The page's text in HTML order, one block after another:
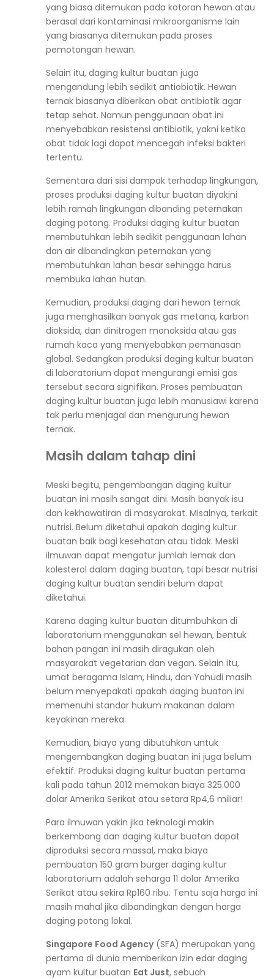
yang biasa ditemukan pada kotoran hewan atau
berasal dari kontaminasi mikroorganisme lain
yang biasanya ditemukan pada proses
pemotongan hewan.
Selain itu, daging kultur buatan juga
mengandung lebih sedikit antiobiotik. Hewan
ternak biasanya diberikan obat antibiotik agar
tetap sehat. Namun penggunaan obat ini
menyebabkan resistensi antibiotik, yakni ketika
obat tidak lagi dapat mencegah infeksi bakteri
tertentu.
Sementara dari sisi dampak terhadap lingkungan,
proses produksi daging kultur buatan diyakini
lebih ramah lingkungan dibanding peternakan
daging potong. Produksi daging kultur buatan
membutuhkan lebih sedikit penggunaan lahan
dan air dibandingkan peternakan yang
membutuhkan lahan besar sehingga harus
membuka lahan hutan.
Kemudian, produksi daging dari hewan ternak
juga menghasilkan banyak gas metana, karbon
dioksida, dan dinitrogen monoksida atau gas
rumah kaca yang menyebabkan pemanasan
global. Sedangkan produksi daging kultur buatan
di laboratorium dapat mengurangi emisi gas
tersebut secara signifikan. Proses pembuatan
daging kultur buatan juga lebih manusiawi karena
tak perlu menjagal dan mengurung hewan
ternak.
Masih dalam tahap dini
Meski begitu, pengembangan daging kultur
buatan ini masih sangat dini. Masih banyak isu
dan kekhawatiran di masyarakat. Misalnya, terkait
nutrisi. Belum diketahui apakah daging kultur
buatan baik bagi kesehatan atau tidak. Meski
ilmuwan dapat mengatur jumlah lemak dan
kolesterol dalam daging buatan, tapi besar nutrisi
daging kultur buatan sendiri belum dapat
diketahui.
Karena daging kultur buatan ditumbuhkan di
laboratorium menggunakan sel hewan, bentuk
bahan pangan ini masih diragukan oleh
masyarakat vegetarian dan vegan. Selain itu,
umat beragama Islam, Hindu, dan Yahudi masih
belum menyepakati apakah daging buatan ini
memenuhi standar hukum makanan dalam
keyakinan mereka.
Kemudian, biaya yang dibutuhkan untuk
mengembangkan daging buatan ini juga belum
efektif. Produksi daging kultur buatan pertama
kali pada tahun 2012 memakan biaya 325.000
dolar Amerika Serikat atau setara Rp4,6 miliar!
Para ilmuwan yakin jika teknologi makin
berkembang dan daging kultur buatan dapat
diproduksi secara massal, maka biaya
pembuatan 150 gram burger daging kultur
laboratorium adalah seharga 11 dolar Amerika
Serikat atau sekira Rp160 ribu. Tentu saja harga ini
masih mahal jika dibandingkan dengan harga
daging potong lokal.
Singapore Food Agency(SFA) merupakan yang
pertama di dunia memberikan izin edar daging
ayam kultur buatan Eat Just, sebuah